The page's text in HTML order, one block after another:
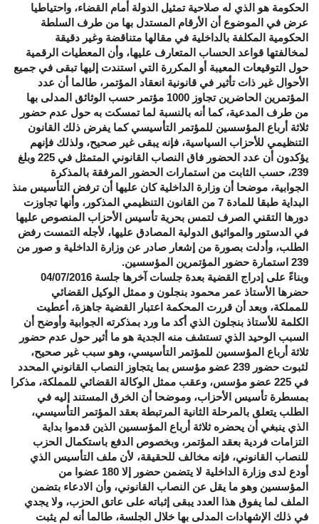
الحكومة هو الذي له صلاحية تمثيل الدولة أمام القضاء، واحتياطيا
عرض في الموضوع أن الأرقام المستدل بها من طرف السلطة
الحكومية المكلفة بالداخلية في مقالها متناقضة وغير دقيقة
لمخالفتها قواعد الحساب المتعارف عليها، وأن المعطيات الرقمية
حول التوقيعات المعيبة أو المكررة التي استندت إليها تبقى في جميع
الأحوال غير ذات تأثير في قانونية انعقاد المؤتمر، طالما أن عدد
المؤتمرين الحاضرين تجاوز 1000 مؤتمر حسب الوثائق المدلى بها
من طرف المدعية، كما أنه بالنسبة لما تمسكت به حول عدم حضور
ثلاثة أرباع المؤسسين للمؤتمر التأسيسي كما يفرض ذلك القانون
التنظيمي للأحزاب السياسية، فإنه يبقى غير صحيح، ولذلك فإنهم
يؤكدون أن عدد الحضور فاق النصاب القانوني المتمثل في 225 وبلغ
239، حسب الثابت من استمارات الحضور المرفقة بالمذكرة
الجوابية، موضحا أن وزارة الداخلية كان عليها أن ترفض التأسيس منذ
البداية طبقا للمادة 7 من القانون التنظيمي المذكور، وأنها تجاوزت
دورها التقني الصرف لتمس بحرية تأسيس الأحزاب المنصوص عليها
في الدستور والمواثيق الدولية المصادق عليها، لأجله التمست رفض
الطلب، وأدلت بصورة من إشعار صادر عن وزارة الداخلية و صور من
239 استمارة حضور المؤتمرين المؤسسين.
وبناءً على إدراج القضية بعدة جلسات آخرها جلسة 04/07/2016
حضرها الأستاذ عمر محمود بنجلون و ممثل الوكيل القضائي
للمملكة، وبعد أن قررت المحكمة اعتبار القضية جاهزة، أعطيت
الكلمة للأستاذ بنجلون الذي أكد ما ورد بمذكرته الجوابية وأوضح أن
السبب الوحيد الذي تستشف منه الجدية هو ما أثير حول عدم حضور
ثلاثة أرباع المؤسسين للمؤتمر التأسيسي، وهو سبب غير صحيح،
لثبوت حضور 239 عضو مؤسس بما يتجاوز النصاب القانوني المحدد
في 225 عضو مؤسس، وعقب ممثل الوكالة القضائي للمملكة، مذكرا
بمسطرة تأسيس الأحزاب، وموضحا أن الخرق المستند إليه في
الطلب يتعلق بالمرحلة الثانية المرتبطة بعقد المؤتمر التأسيسي،
الذي ينبغي أن يحضره ثلاثة أرباع المؤسسين الذين قدموا بداية
التزامات فردية بعقد المؤتمر، وبخصوص الدفع باستكمال الحزب
للنصاب القانوني، فإنه مخالف للحقيقة، لأن ملف التأسيس الذي
أودع لدى وزارة الداخلية لا يتضمن حضور إلا 180 عضوا من
المؤسسين وهو ما يقل عن النصاب القانوني، وأن الادعاء بتضمن
الملف لما يفوق هذا العدد يبقى إثباته على عاتق الحزب، ولا يجدي
في ذلك الإشهادات المدلى بها خلال الجلسة، طالما أنه لم يثبت